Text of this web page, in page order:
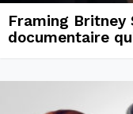
Framing Britney
documentaire